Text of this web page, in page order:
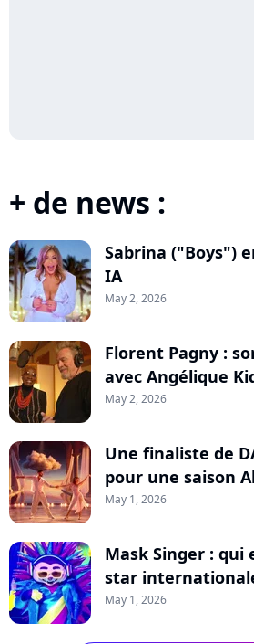
+ de news :
Sabrina ("Boys")
IA
May 2, 2026
Florent Pagny :
avec Angélique
May 2, 2026
Une finaliste de
pour une saison
May 1, 2026
Mask Singer : qui
star
May 1, 2026